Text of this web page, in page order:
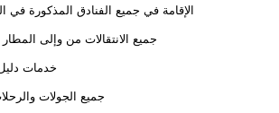
الإقامة في جميع الفنادق المذكورة في
جميع الانتقالات من وإلى
خدمات دليل
جميع الجولات